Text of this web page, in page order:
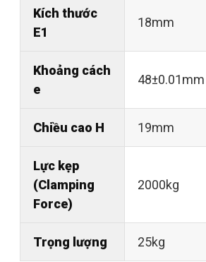
Kích thước
E1
18mm
Khoảng cách
e
48±0.01mm
Chiều cao H 19mm
Lực kẹp
(Clamping
Force)
2000kg
Trọng lượng 25kg